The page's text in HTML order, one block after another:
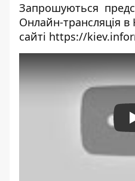
Запрошуються
Онлайн-трансляція в
сайті https://